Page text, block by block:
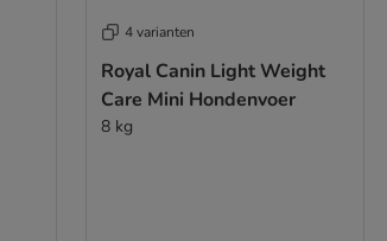
4 varianten
Royal Canin Light Weight
Care Mini Hondenvoer
8 kg